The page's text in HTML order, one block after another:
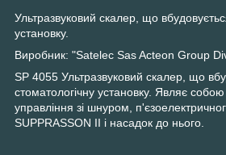
Ультразвуковий скалер, що
установку.
Виробник: "Satelec Sas Acteon Group
SP 4055 Ультразвуковий скалер, що
стоматологічну установку. Являє
управління зі шнуром,
SUPPRASSON II і насадок до нього.